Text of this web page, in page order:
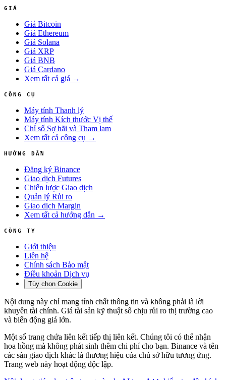
GIÁ
Giá Bitcoin
Giá Ethereum
Giá Solana
Giá XRP
Giá BNB
Giá Cardano
Xem tất cả giá →
CÔNG CỤ
Máy tính Thanh lý
Máy tính Kích thước Vị thế
Chỉ số Sợ hãi và Tham lam
Xem tất cả công cụ →
HƯỚNG DẪN
Đăng ký Binance
Giao dịch Futures
Chiến lược Giao dịch
Quản lý Rủi ro
Giao dịch Margin
Xem tất cả hướng dẫn →
CÔNG TY
Giới thiệu
Liên hệ
Chính sách Bảo mật
Điều khoản Dịch vụ
Tùy chọn Cookie
Nội dung này chỉ mang tính chất thông tin và không phải là lời
khuyên tài chính. Giá tài sản kỹ thuật số chịu rủi ro thị trường cao
và biến động giá lớn.
Một số trang chứa liên kết tiếp thị liên kết. Chúng tôi có thể nhận
hoa hồng mà không phát sinh thêm chi phí cho bạn. Binance và tên
các sàn giao dịch khác là thương hiệu của chủ sở hữu tương ứng.
Trang web này hoạt động độc lập.